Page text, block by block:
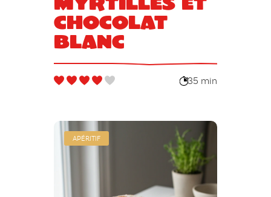
chocolat
blanc
35 min
APÉRITIF